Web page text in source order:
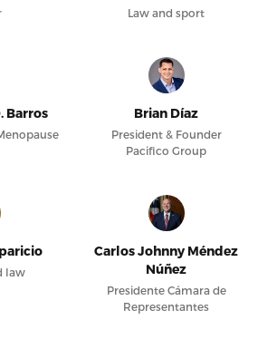
Law and sport
Barros Brian Díaz
President & Founder
Pacifico Group
law
Carlos Johnny Méndez
Núñez
Presidente Cámara de
Representantes